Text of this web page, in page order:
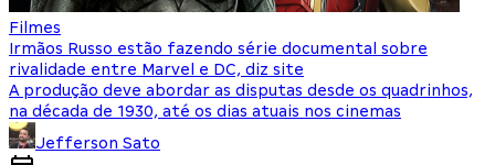
Filmes
Irmãos Russo estão fazendo série documental sobre
rivalidade entre Marvel e DC, diz site
A produção deve abordar as disputas desde os quadrinhos,
na década de 1930, até os dias atuais nos cinemas
Jefferson Sato